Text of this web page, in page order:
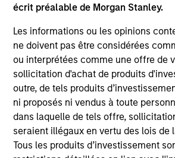
écrit préalable de Morgan Stanley.
Les informations ou les opinions
ne doivent pas être considérées
ou interprétées comme une offre de
sollicitation d'achat de produits
outre, de tels produits
ni proposés ni vendus à toute
dans laquelle de tels offre,
seraient illégaux en vertu des lois de
Tous les produits d’investissement
ARTICLE